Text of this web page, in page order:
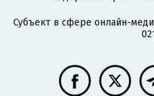
Субъект в сфере онлайн-